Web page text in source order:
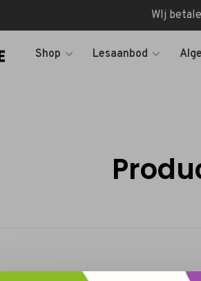
WIj
Shop Lesaanbod